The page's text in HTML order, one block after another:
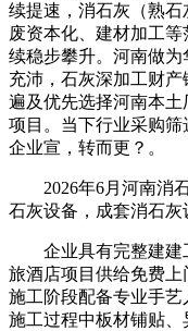
续提速，消石灰（熟
废资本化、建材加工
续稳步攀升。河南做
充沛，石灰深加工财
遍及优先选择河南本
项目。当下行业采购
企业宣，转而更？。
2026年6月河南消石
石灰设备，成套消石灰
企业具有完整建建
旅酒店项目供给免费上
施工阶段配备专业手
施工过程中板材铺贴